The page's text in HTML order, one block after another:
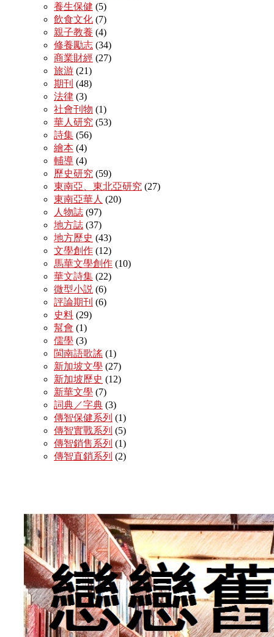
養生保健 (5)
飲食文化 (7)
親子教養 (4)
修養勵志 (34)
商業財經 (27)
旅游 (21)
期刊 (48)
法律 (3)
社會刊物 (1)
華人研究 (53)
詩集 (56)
繪本 (4)
輔導 (4)
歷史研究 (59)
東南亞、東北亞研究 (27)
東南亞華人 (20)
人物誌 (97)
地方誌 (37)
地方歷史 (43)
文學創作 (12)
馬華文學創作 (10)
華文詩集 (22)
微型小説 (6)
評論期刊 (6)
史料 (29)
幫會 (1)
儒學 (3)
閩南語歌謠 (1)
新加坡文學 (27)
新加坡歷史 (12)
新華文學 (7)
詞典／字典 (3)
傳智保健系列 (1)
傳智實戰系列 (5)
傳智銷售系列 (1)
傳智直銷系列 (2)